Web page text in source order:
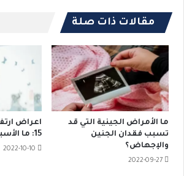
مقالات ذات صلة
ما الأمراض الجينية التي قد
تسبب فقدان الجنين
والإجهاض؟
2022-09-27
اعراض
15: ما الأسباب وطرق العلاج؟
2022-10-10